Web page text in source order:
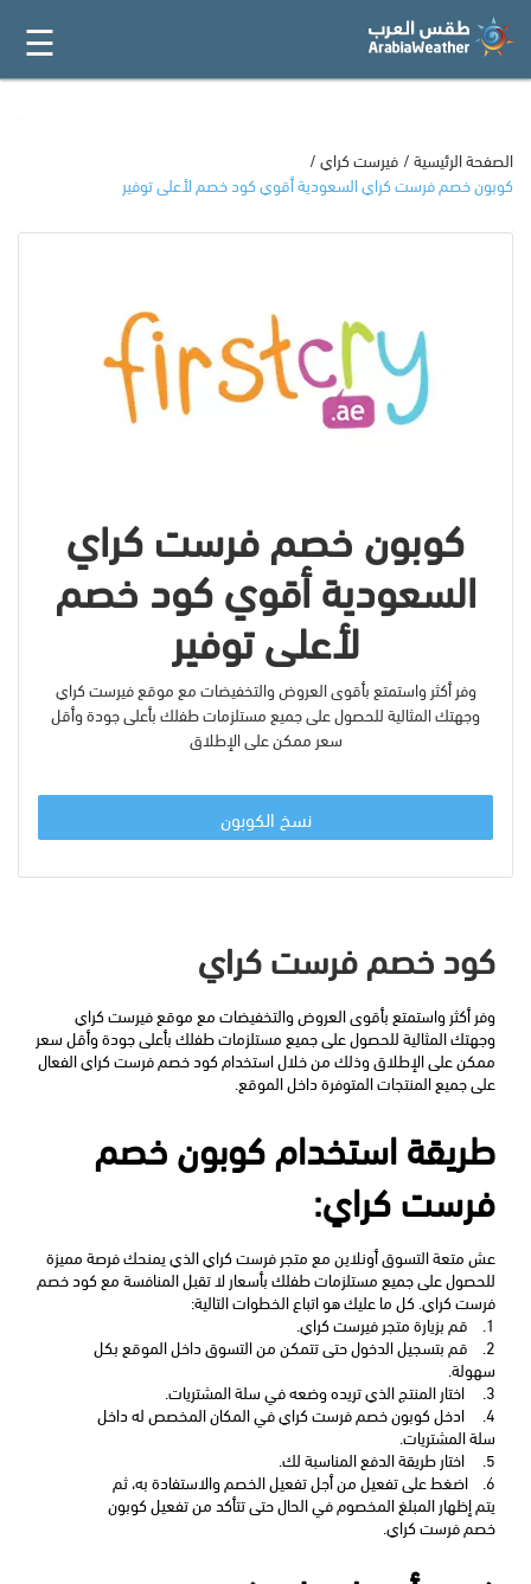
القائمة
أفضل 20
☰
الصفحة الرئيسية
فيرست كراي
كوبون خصم فرست كراي السعودية أقوي كود خصم لأعلى توفير
كوبون خصم فرست كراي
السعودية أقوي كود خصم
لأعلى توفير
وفر أكثر واستمتع بأقوى العروض والتخفيضات مع موقع فيرست كراي
وجهتك المثالية للحصول على جميع مستلزمات طفلك بأعلى جودة وأقل
سعر ممكن على الإطلاق
نسخ الكوبون
كود خصم فرست كراي
على جميع المنتجات المتوفرة داخل الموقع.
فرست كراي:
فرست كراي. كل ما عليك هو اتباع الخطوات التالية:
1.
قم بزيارة متجر فيرست كراي.
2.
سهولة.
3.
اختار المنتج الذي تريده وضعه في سلة المشتريات.
4.
ادخل كوبون خصم فرست كراي
سلة المشتريات.
5.
اختار طريقة الدفع المناسبة لك.
6.
خصم فرست كراي.